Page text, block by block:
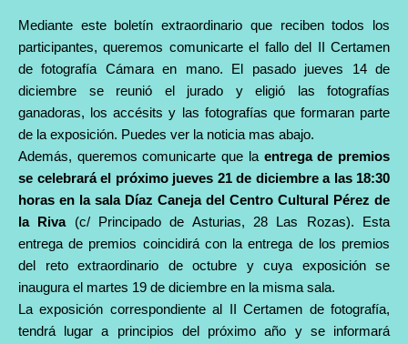
Mediante este boletín extraordinario que reciben todos los
participantes, queremos comunicarte el fallo del II Certamen
de fotografía Cámara en mano. El pasado jueves 14 de
diciembre se reunió el jurado y eligió las fotografías
ganadoras, los accésits y las fotografías que formaran parte
de la exposición. Puedes ver la noticia mas abajo.
Además, queremos comunicarte que la entrega de premios
se celebrará el próximo jueves 21 de diciembre a las 18:30
horas en la sala Díaz Caneja del Centro Cultural Pérez de
la Riva (c/ Principado de Asturias, 28 Las Rozas). Esta
entrega de premios coincidirá con la entrega de los premios
del reto extraordinario de octubre y cuya exposición se
inaugura el martes 19 de diciembre en la misma sala.
La exposición correspondiente al II Certamen de fotografía,
tendrá lugar a principios del próximo año y se informará